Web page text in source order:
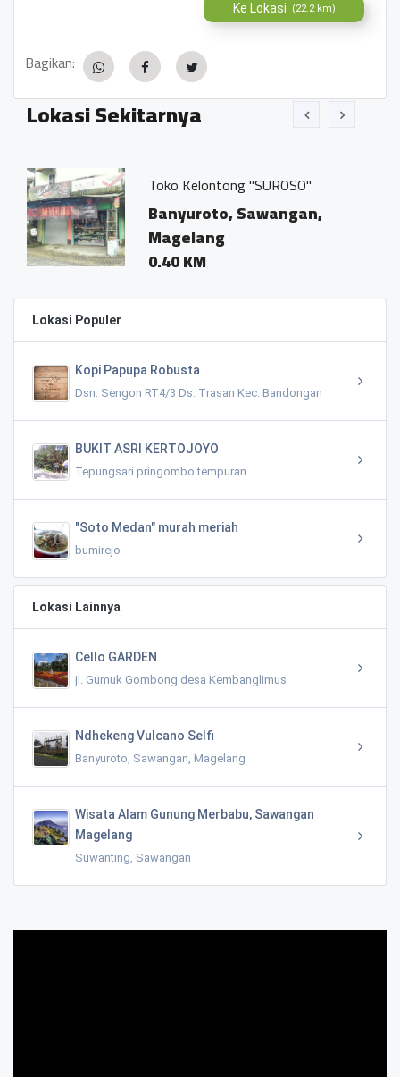
Ke Lokasi (22.2 km)
Bagikan:
Lokasi Sekitarnya
Toko Kelontong "SUROSO"
Banyuroto, Sawangan,
Magelang
0.40 KM
Lokasi Populer
Kopi Papupa Robusta
Dsn. Sengon RT4/3 Ds. Trasan Kec. Bandongan
BUKIT ASRI KERTOJOYO
Tepungsari pringombo tempuran
"Soto Medan" murah meriah
bumirejo
Lokasi Lainnya
Cello GARDEN
jl. Gumuk Gombong desa Kembanglimus
Ndhekeng Vulcano Selfi
Banyuroto, Sawangan, Magelang
Wisata Alam Gunung Merbabu, Sawangan
Magelang
Suwanting, Sawangan